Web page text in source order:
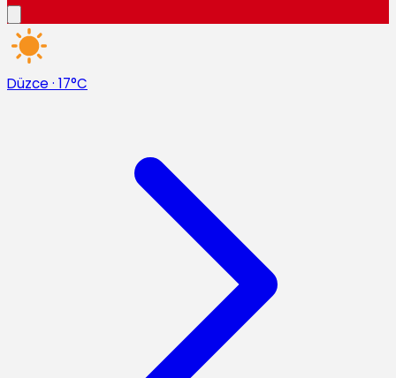
Düzce · 17°C